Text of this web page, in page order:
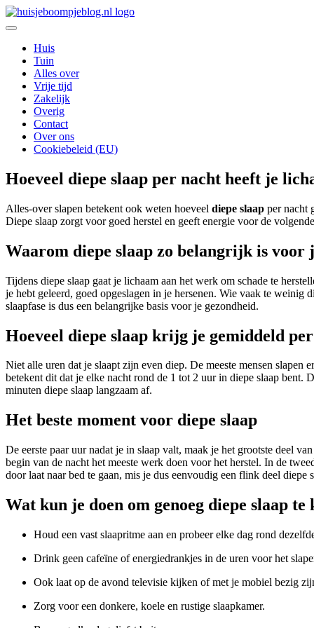
Ga
naar
inhoud
Huisje Boompje Blog
Huis
Tuin
Alles over
Vrije tijd
Zakelijk
Overig
Contact
Over ons
Cookiebeleid (EU)
Hoeveel diepe slaap per nacht heeft je
Alles-over slapen betekent ook weten hoeveel diepe slaap per nacht
Diepe slaap zorgt voor goed herstel en geeft energie voor de
Waarom diepe slaap zo belangrijk is voor
Tijdens diepe slaap gaat je lichaam aan het werk om schade te
je hebt geleerd, goed opgeslagen in je hersenen. Wie vaak te
slaapfase is dus een belangrijke basis voor je gezondheid.
Hoeveel diepe slaap krijg je gemiddeld
Niet alle uren dat je slaapt zijn even diep. De meeste mensen
betekent dit dat je elke nacht rond de 1 tot 2 uur in diepe slaap bent.
minuten diepe slaap langzaam af.
Het beste moment voor diepe slaap
De eerste paar uur nadat je in slaap valt, maak je het grootste deel
begin van de nacht het meeste werk doen voor het herstel. In de
door laat naar bed te gaan, mis je dus eenvoudig een flink deel diepe
Wat kun je doen om genoeg diepe slaap
Houd een vast slaapritme aan en probeer elke dag rond
Drink geen cafeïne of energiedrankjes in de uren voor het
Ook laat op de avond televisie kijken of met je mobiel bezig
Zorg voor een donkere, koele en rustige slaapkamer.